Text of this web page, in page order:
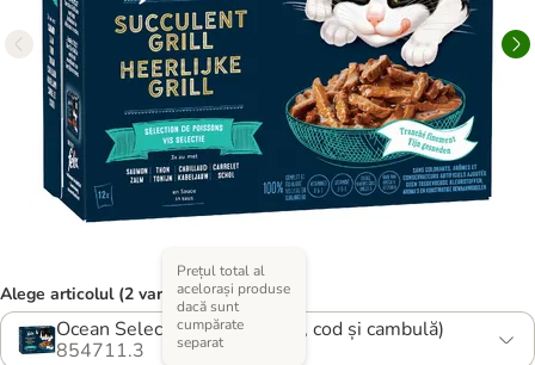
Alege articolul (2 variante)
Ocean Selection (somon, ton, cod și cambulă)
854711.3
Prețul total al
acelorași produse
dacă sunt
cumpărate
separat